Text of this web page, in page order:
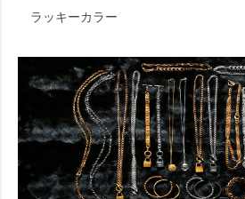
ラッキーカラー